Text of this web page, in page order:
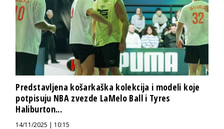
Predstavljena košarkaška kolekcija i modeli koje
potpisuju NBA zvezde LaMelo Ball i Tyres
Haliburton...
14/11/2025 | 10:15